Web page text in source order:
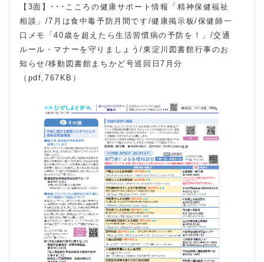
【3面】･･･こころの健康サポート情報「精神保健福祉
相談」/7月は食中毒予防月間です/健康掲示板/保健師一
口メモ「40歳を超えたら生活習慣病の予防を！」/交通
ルール・マナーを守りましょう/東淀川図書館行事のお
知らせ/移動図書館まちかど号巡回日7月分
（pdf,767KB）